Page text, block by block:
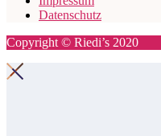
Datenschutz
Copyright © Riedi’s 2020